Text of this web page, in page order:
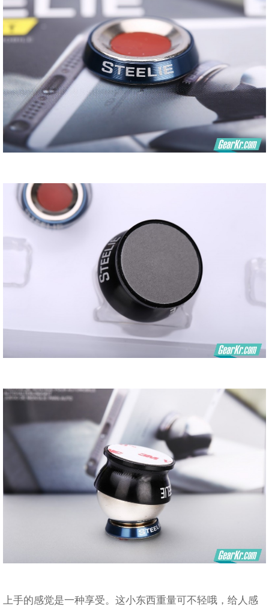
上手的感觉是一种享受。这小东西重量可不轻哦，给人感